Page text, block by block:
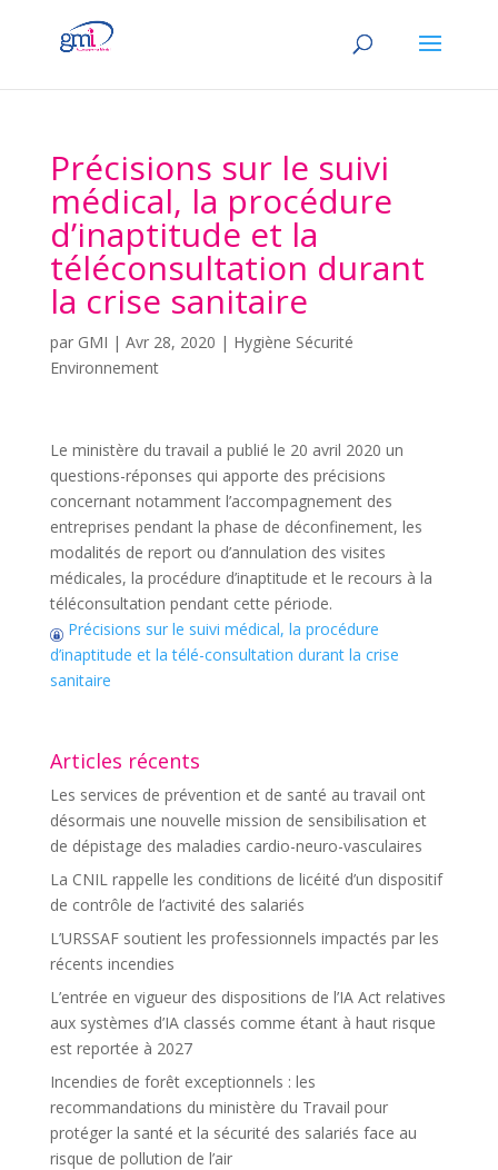
Précisions sur le suivi
médical, la procédure
d’inaptitude et la
téléconsultation durant
la crise sanitaire
par GMI | Avr 28, 2020 | Hygiène Sécurité
Environnement
Le ministère du travail a publié le 20 avril 2020 un
questions-réponses qui apporte des précisions
concernant notamment l’accompagnement des
entreprises pendant la phase de déconfinement, les
modalités de report ou d’annulation des visites
médicales, la procédure d’inaptitude et le recours à la
téléconsultation pendant cette période.
Précisions sur le suivi médical, la procédure
d’inaptitude et la télé-consultation durant la crise
sanitaire
Articles récents
Les services de prévention et de santé au travail ont
désormais une nouvelle mission de sensibilisation et
de dépistage des maladies cardio-neuro-vasculaires
La CNIL rappelle les conditions de licéité d’un dispositif
de contrôle de l’activité des salariés
L’URSSAF soutient les professionnels impactés par les
récents incendies
L’entrée en vigueur des dispositions de l’IA Act relatives
aux systèmes d’IA classés comme étant à haut risque
est reportée à 2027
Incendies de forêt exceptionnels : les
recommandations du ministère du Travail pour
protéger la santé et la sécurité des salariés face au
risque de pollution de l’air